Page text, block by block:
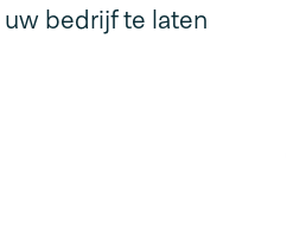
bedrijf te laten